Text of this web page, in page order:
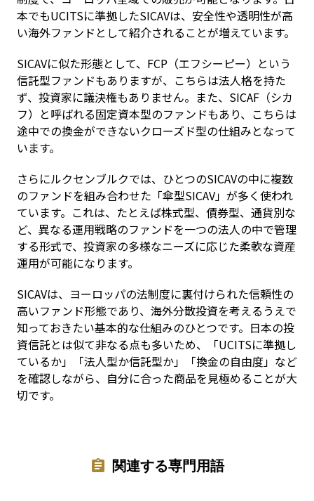
本でもUCITSに準拠したSICAVは、安全性や透明性が高
い海外ファンドとして紹介されることが増えています。
SICAVに似た形態として、FCP（エフシーピー）という
信託型ファンドもありますが、こちらは法人格を持た
ず、投資家に議決権もありません。また、SICAF（シカ
フ）と呼ばれる固定資本型のファンドもあり、こちらは
途中での換金ができないクローズド型の仕組みとなって
います。
さらにルクセンブルクでは、ひとつのSICAVの中に複数
のファンドを組み合わせた「傘型SICAV」が多く使われ
ています。これは、たとえば株式型、債券型、通貨別な
ど、異なる運用戦略のファンドを一つの法人の中で管理
する形式で、投資家の多様なニーズに応じた柔軟な資産
運用が可能になります。
SICAVは、ヨーロッパの法制度に裏付けられた信頼性の
高いファンド形態であり、海外分散投資を考えるうえで
知っておきたい基本的な仕組みのひとつです。日本の投
資信託とは似て非なる点も多いため、「UCITSに準拠し
ているか」「法人型か信託型か」「換金の自由度」など
を確認しながら、自分に合った商品を見極めることが大
切です。
関連する専門用語